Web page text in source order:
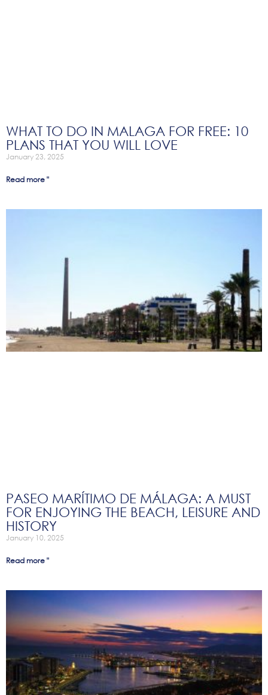
WHAT TO DO IN MALAGA FOR FREE: 10
PLANS THAT YOU WILL LOVE
January 23, 2025
Read more "
PASEO MARÍTIMO DE MÁLAGA: A MUST
FOR ENJOYING THE BEACH, LEISURE AND
HISTORY
January 10, 2025
Read more "